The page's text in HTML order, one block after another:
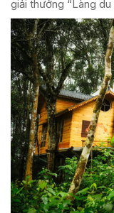
giải thưởng “Làng